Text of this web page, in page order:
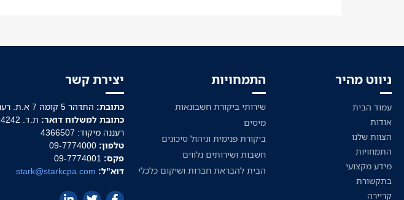
ניווט מהיר
עמוד הבית
אודות
הצוות שלנו
התמחויות
מידע מקצועי
בתקשורת
קריירה
התמחויות
שירותי ביקורת חשבונאות
מיסים
ביקורת פנימית וניהול סיכונים
חשבות ושירותים נלווים
הבית להבראת חברות ושיקום כלכלי
יצירת קשר
כתובת: התדהר 5 קומה 7 א.ת. רעננה
כתובת למשלוח דואר:
ת.ד. 4242
רעננה מיקוד: 4366507
טלפון: 09-7774000
פקס:
דוא"ל: stark@starkcpa.com